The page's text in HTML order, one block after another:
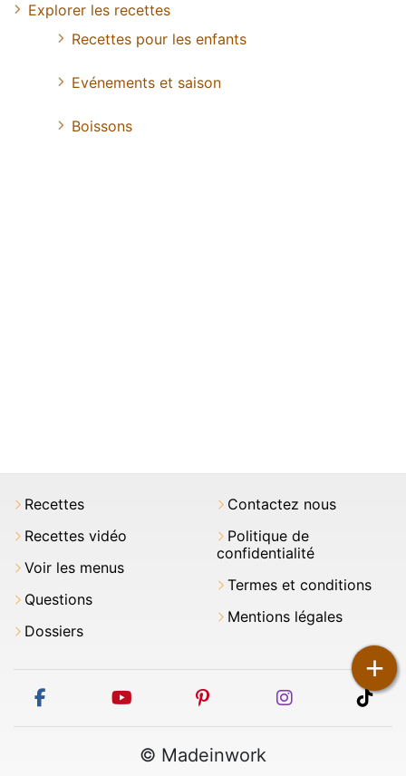
+
Explorer les recettes
Recettes pour les enfants
Evénements et saison
Boissons
Recettes
Recettes vidéo
Voir les menus
Questions
Dossiers
Contactez nous
Politique de
confidentialité
Termes et conditions
Mentions légales
facebook youtube pinterest instagram
© Madeinwork